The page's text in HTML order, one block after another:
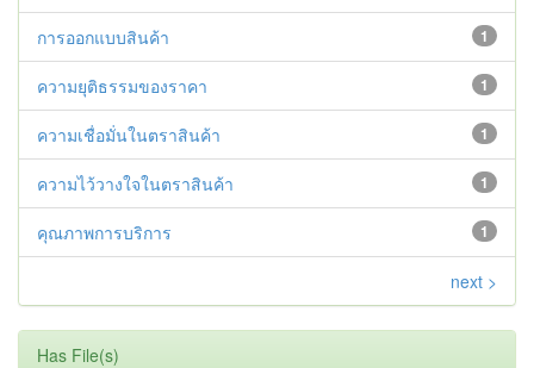
1
การออกแบบสินค้า
1
ความยุติธรรมของราคา
1
ความเชื่อมั่นในตราสินค้า
1
ความไว้วางใจในตราสินค้า
1
คุณภาพการบริการ
next >
Has File(s)